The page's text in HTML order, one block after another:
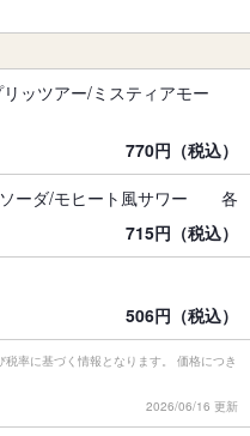
ッツアー/ミスティアモー
770円（税込）
ソーダ/モヒート風サワー 各
715円（税込）
506円（税込）
率に基づく情報となります。 価格につき
2026/06/16 更新